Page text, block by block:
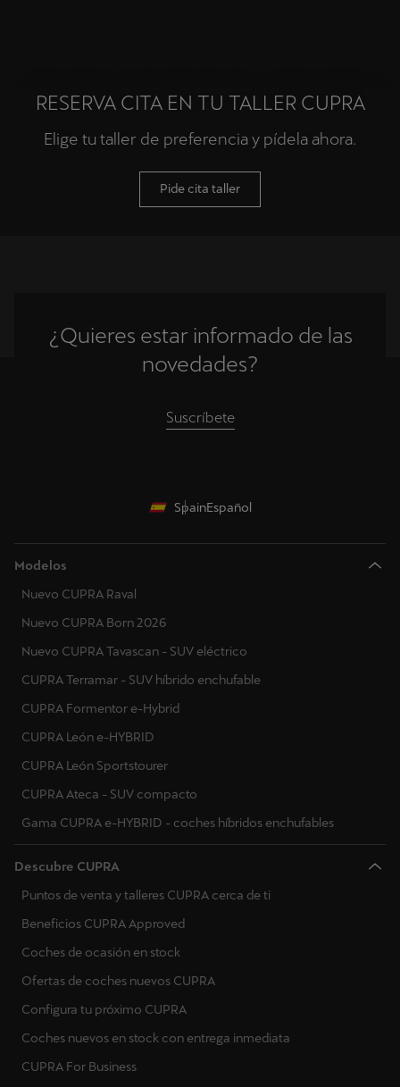
RESERVA CITA EN TU TALLER CUPRA
Elige tu taller de preferencia y pídela ahora.
Pide cita taller
¿Quieres estar informado de las
novedades?
Suscríbete
SpainEspañol
Modelos
Nuevo CUPRA Raval
Nuevo CUPRA Born 2026
Nuevo CUPRA Tavascan - SUV eléctrico
CUPRA Terramar - SUV híbrido enchufable
CUPRA Formentor e-Hybrid
CUPRA León e-HYBRID
CUPRA León Sportstourer
CUPRA Ateca - SUV compacto
Gama CUPRA e-HYBRID - coches híbridos enchufables
Descubre CUPRA
Puntos de venta y talleres CUPRA cerca de ti
Beneficios CUPRA Approved
Coches de ocasión en stock
Ofertas de coches nuevos CUPRA
Configura tu próximo CUPRA
Coches nuevos en stock con entrega inmediata
CUPRA For Business